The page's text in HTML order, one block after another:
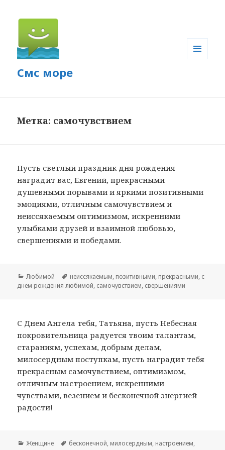
Смс море
Метка: самочувствием
Пусть светлый праздник дня рождения
наградит вас, Евгений, прекрасными
душевными порывами и яркими позитивными
эмоциями, отличным самочувствием и
неиссякаемым оптимизмом, искренними
улыбками друзей и взаимной любовью,
свершениями и победами.
Рубрики
Любимой Метки
неиссякаемым, позитивными, прекрасными, с
днем рождения любимой, самочувствием, свершениями
С Днем Ангела тебя, Татьяна, пусть Небесная
покровительница радуется твоим талантам,
стараниям, успехам, добрым делам,
милосердным поступкам, пусть наградит тебя
прекрасным самочувствием, оптимизмом,
отличным настроением, искренними
чувствами, везением и бесконечной энергией
радости!
Рубрики
Женщине Метки
бесконечной, милосердным, настроением,